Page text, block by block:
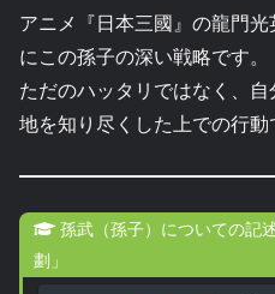
アニメ『日本三國』の龍門
にこの孫子の深い戦略です。
ただのハッタリではなく、
地を知り尽くした上での行動
孫武（孫子）についての記
劃」